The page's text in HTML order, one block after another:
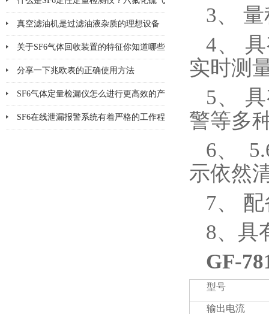
体检测设备
真空滤油机是过滤油液杂质的理想设备
关于SF6气体回收装置的特征你知道哪些
分享一下兆欧表的正确使用方法
SF6气体定量检漏仪怎么进行更高效的产
品检漏?
SF6在线泄漏报警系统有着严格的工作程
3、
4、
实时测
5、
警等多
6、
示依然
7、
8、具
GF-
型号
输出电流